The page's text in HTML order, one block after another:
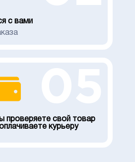
с вами
проверяете свой товар
курьеру